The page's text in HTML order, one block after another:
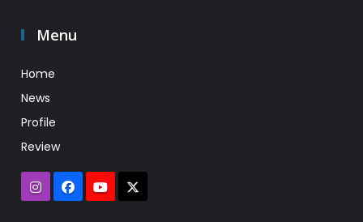
Menu
Home
News
Profile
Review